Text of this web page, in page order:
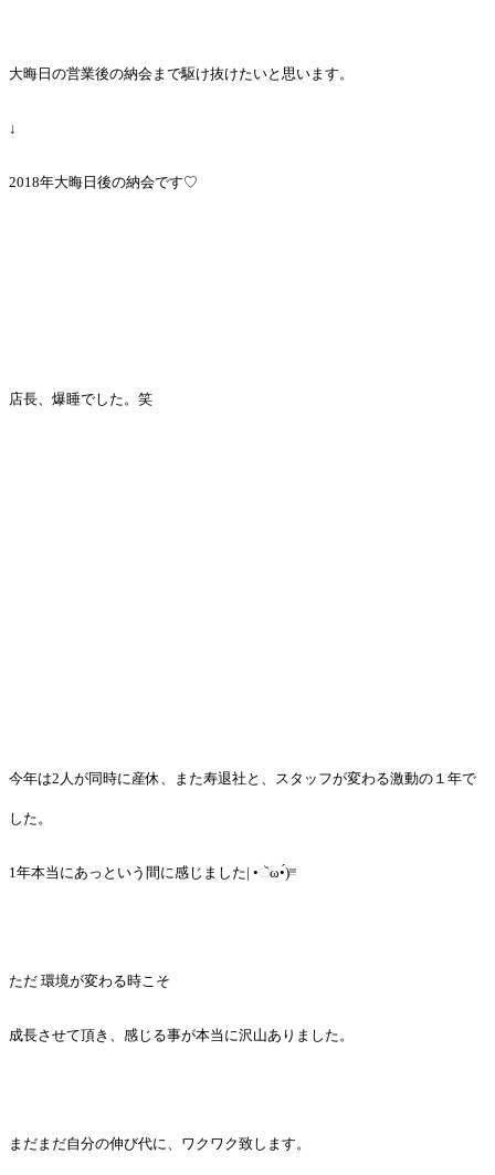
大晦日の営業後の納会まで駆け抜けたいと思います。
↓
2018年大晦日後の納会です♡
店長、爆睡でした。笑
今年は2人が同時に産休、また寿退社と、スタッフが変わる激動の１年で
した。
1年本当にあっという間に感じました| •ૅω•́)ᵎᵎᵎ
ただ 環境が変わる時こそ
成長させて頂き、感じる事が本当に沢山ありました。
まだまだ自分の伸び代に、ワクワク致します。